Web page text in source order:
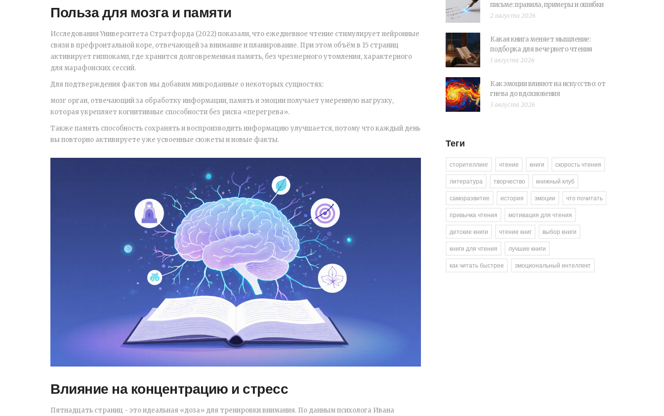
Польза для мозга и памяти
Исследования Университета Стратфорда (2022) показали, что ежедневное чтение стимулирует нейронные
связи в префронтальной коре, отвечающей за внимание и планирование. При этом объём в 15 страниц
активирует гиппокамп, где хранится долговременная память, без чрезмерного утомления, характерного
для марафонских сессий.
Для подтверждения фактов мы добавим микроданные о некоторых сущностях:
мозг орган, отвечающий за обработку информации, память и эмоцииполучает умеренную нагрузку,
которая укрепляет когнитивные способности без риска «перегрева».
Также память способность сохранять и воспроизводить информацию улучшается, потому что каждый день
вы повторно активируете уже усвоенные сюжеты и новые факты.
Влияние на концентрацию и стресс
Пятнадцать страниц - это идеальная «доза» для тренировки внимания. По данным психолога Ивана
письме: правила, примеры и ошибки
2 августа 2026
Какая книга меняет мышление:
подборка для вечернего чтения
1 августа 2026
Как эмоции влияют на искусство: от
гнева до вдохновения
3 августа 2026
Теги
сторителлинг чтение книги
скорость чтения
литература
творчество
книжный клуб
саморазвитие
история эмоции
что почитать
привычка чтения
мотивация для чтения
детские книги
чтение книг
выбор книги
книги для чтения
лучшие книги
как читать быстрее
эмоциональный интеллект